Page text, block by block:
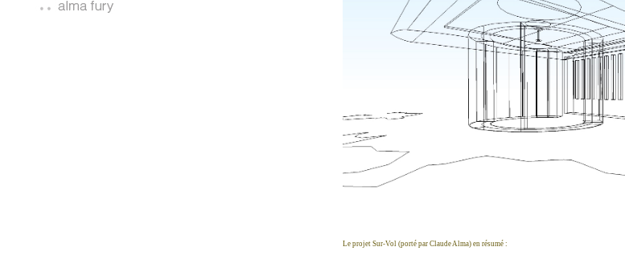
Le projet Sur-Vol (porté par Claude Alma) en résumé :